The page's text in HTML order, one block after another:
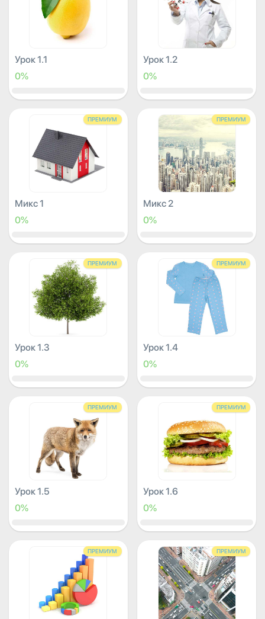
Урок 1.1
0%
Урок 1.2
0%
ПРЕМИУМ
Микс 1
0%
ПРЕМИУМ
Микс 2
0%
ПРЕМИУМ
Урок 1.3
0%
ПРЕМИУМ
Урок 1.4
0%
ПРЕМИУМ
Урок 1.5
0%
ПРЕМИУМ
Урок 1.6
0%
ПРЕМИУМ ПРЕМИУМ